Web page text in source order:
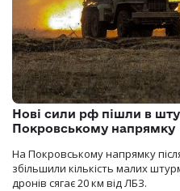
Нові сили рф пішли в
Покровському напрямку
На Покровському напрямку після
збільшили кількість малих
дронів сягає 20 км від ЛБЗ.